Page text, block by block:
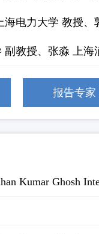
海电力大学 教授
副教授、张淼 上
报告专家
Kumar Ghosh